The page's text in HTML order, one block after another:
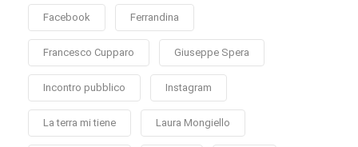
Facebook Ferrandina
Francesco Cupparo Giuseppe Spera
Incontro pubblico Instagram
La terra mi tiene Laura Mongiello